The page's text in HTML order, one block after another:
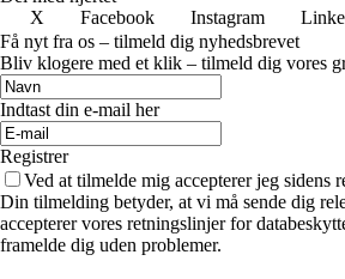
X
Facebook Instagram
Få nyt fra os – tilmeld dig nyhedsbrevet
Bliv klogere med et klik – tilmeld dig vores
Indtast din e-mail her
Registrer
Ved at tilmelde mig accepterer jeg sidens
Din tilmelding betyder, at vi må sende dig
accepterer vores retningslinjer for
framelde dig uden problemer.